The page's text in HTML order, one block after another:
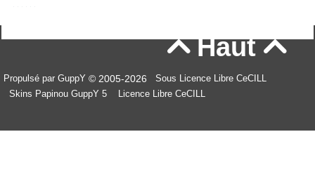
Haut
Propulsé par GuppY © 2005-2026
Sous Licence Libre CeCILL
Skins Papinou GuppY 5
Licence Libre CeCILL